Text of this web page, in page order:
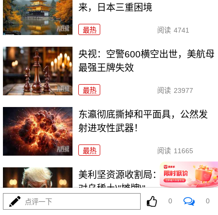
来，日本三重困境
最热 阅读 4741
央视：空警600横空出世，美航母
最强王牌失效
最热 阅读 23977
东瀛彻底撕掉和平面具，公然发
射进攻性武器！
最热 阅读 11665
美利坚资源收割局：特朗普为何
对乌稀土\"摊牌\"
最热
点评一下 0 0